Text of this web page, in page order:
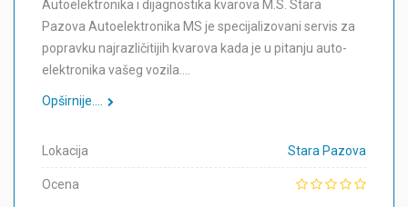
Autoelektronika i dijagnostika kvarova M.S. Stara
Pazova Autoelektronika MS je specijalizovani servis za
popravku najrazličitijih kvarova kada je u pitanju auto-
elektronika vašeg vozila.…
Opširnije....
Lokacija Stara Pazova
Ocena